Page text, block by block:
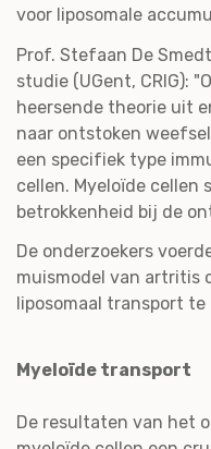
voor liposomale
Prof. Stefaan De
studie (UGent, CRIG):
heersende theorie uit
naar ontstoken
een specifiek type
cellen. Myeloïde cellen
betrokkenheid bij de
De onderzoekers
muismodel van artritis
liposomaal transport te
Myeloïde transport
De resultaten van het